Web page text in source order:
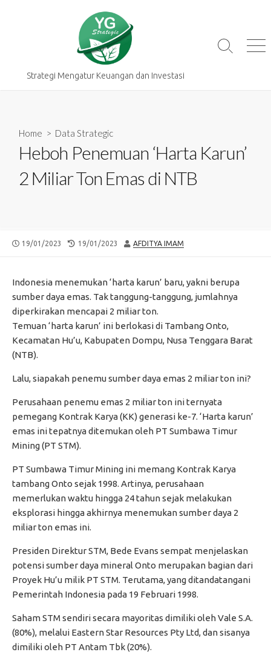
Strategi Mengatur Keuangan dan Investasi
Search
Home > Data Strategic
Heboh Penemuan ‘Harta Karun’
2 Miliar Ton Emas di NTB
PUBLISHED
19/01/2023
LAST
19/01/2023 AUTHOR
AFDITYA IMAM
Indonesia menemukan ‘harta karun’ baru, yakni berupa
sumber daya emas. Tak tanggung-tanggung, jumlahnya
diperkirakan mencapai 2 miliar ton.
Temuan ‘harta karun’ ini berlokasi di Tambang Onto,
Kecamatan Hu’u, Kabupaten Dompu, Nusa Tenggara Barat
(NTB).
Lalu, siapakah penemu sumber daya emas 2 miliar ton ini?
Perusahaan penemu emas 2 miliar ton ini ternyata
pemegang Kontrak Karya (KK) generasi ke-7. ‘Harta karun’
emas ini tepatnya ditemukan oleh PT Sumbawa Timur
Mining (PT STM).
PT Sumbawa Timur Mining ini memang Kontrak Karya
tambang Onto sejak 1998. Artinya, perusahaan
memerlukan waktu hingga 24 tahun sejak melakukan
eksplorasi hingga akhirnya menemukan sumber daya 2
miliar ton emas ini.
Presiden Direktur STM, Bede Evans sempat menjelaskan
potensi sumber daya mineral Onto merupakan bagian dari
Proyek Hu’u milik PT STM. Terutama, yang ditandatangani
Pemerintah Indonesia pada 19 Februari 1998.
Saham STM sendiri secara mayoritas dimiliki oleh Vale S.A.
(80%), melalui Eastern Star Resources Pty Ltd, dan sisanya
dimiliki oleh PT Antam Tbk (20%).